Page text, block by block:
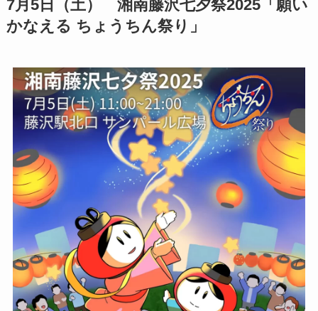
7月5日（土） 湘南藤沢七夕祭2025「願い
かなえる ちょうちん祭り」